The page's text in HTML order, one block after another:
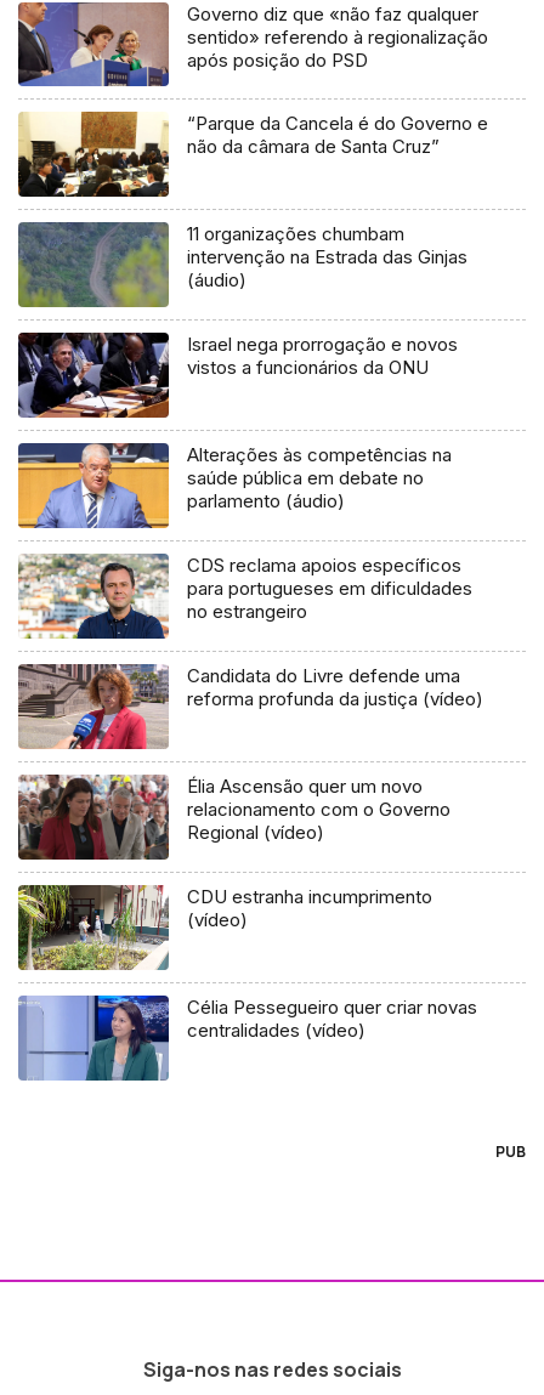
Governo diz que «não faz qualquer
sentido» referendo à regionalização
após posição do PSD
“Parque da Cancela é do Governo e
não da câmara de Santa Cruz”
11 organizações chumbam
intervenção na Estrada das Ginjas
(áudio)
Israel nega prorrogação e novos
vistos a funcionários da ONU
Alterações às competências na
saúde pública em debate no
parlamento (áudio)
CDS reclama apoios específicos
para portugueses em dificuldades
no estrangeiro
Candidata do Livre defende uma
reforma profunda da justiça (vídeo)
Élia Ascensão quer um novo
relacionamento com o Governo
Regional (vídeo)
CDU estranha incumprimento
(vídeo)
Célia Pessegueiro quer criar novas
centralidades (vídeo)
PUB
Siga-nos nas redes sociais